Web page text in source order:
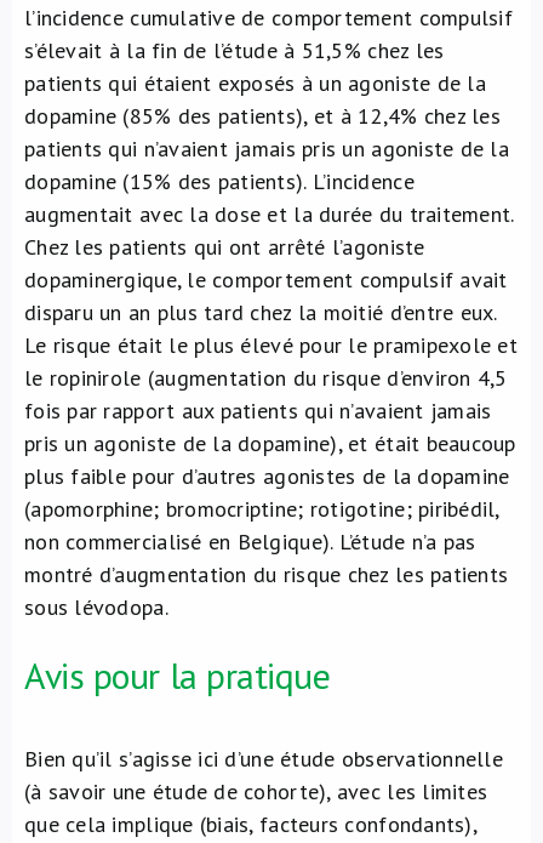
l’incidence cumulative de comportement compulsif
s’élevait à la fin de l’étude à 51,5% chez les
patients qui étaient exposés à un agoniste de la
dopamine (85% des patients), et à 12,4% chez les
patients qui n’avaient jamais pris un agoniste de la
dopamine (15% des patients). L’incidence
augmentait avec la dose et la durée du traitement.
Chez les patients qui ont arrêté l’agoniste
dopaminergique, le comportement compulsif avait
disparu un an plus tard chez la moitié d’entre eux.
Le risque était le plus élevé pour le pramipexole et
le ropinirole (augmentation du risque d’environ 4,5
fois par rapport aux patients qui n’avaient jamais
pris un agoniste de la dopamine), et était beaucoup
plus faible pour d’autres agonistes de la dopamine
(apomorphine; bromocriptine; rotigotine; piribédil,
non commercialisé en Belgique). L’étude n’a pas
montré d’augmentation du risque chez les patients
sous lévodopa.
Avis pour la pratique
Bien qu’il s’agisse ici d’une étude observationnelle
(à savoir une étude de cohorte), avec les limites
que cela implique (biais, facteurs confondants),